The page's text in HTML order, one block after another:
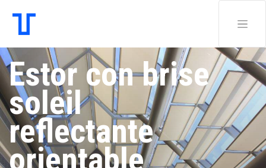
Estor con brise
soleil
reflectante
orientable